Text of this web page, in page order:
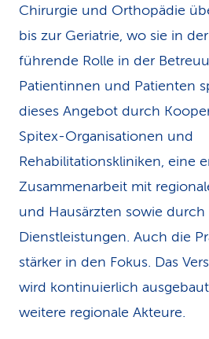
Chirurgie und Orthopädie
bis zur Geriatrie, wo sie in
führende Rolle in der
Patientinnen und Patienten
dieses Angebot durch
Spitex-Organisationen und
Rehabilitationskliniken, eine
Zusammenarbeit mit
und Hausärzten sowie
Dienstleistungen. Auch die
stärker in den Fokus. Das
wird kontinuierlich
weitere regionale Akteure.